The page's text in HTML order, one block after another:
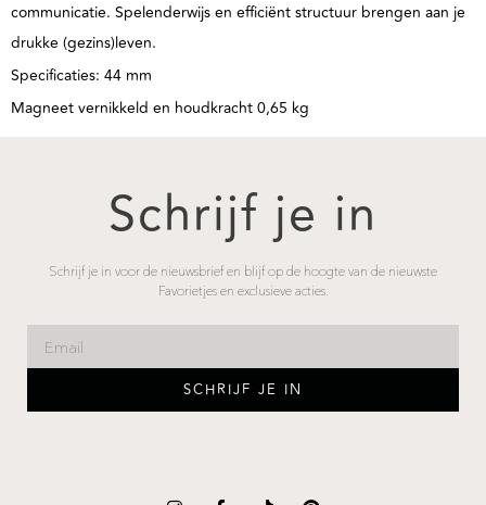
communicatie. Spelenderwijs en efficiënt structuur brengen aan je
drukke (gezins)leven.
Specificaties: 44 mm
Magneet vernikkeld en houdkracht 0,65 kg
Schrijf je in
Schrijf je in voor de nieuwsbrief en blijf op de hoogte van de nieuwste
Favorietjes en exclusieve acties.
SCHRIJF JE IN